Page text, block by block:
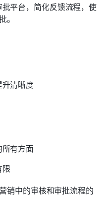
平台，简化反馈流程，使
。
清晰度
有方面
限
销中的审核和审批流程的